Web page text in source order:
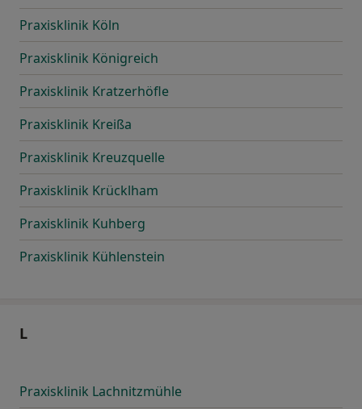
Praxisklinik Köln
Praxisklinik Königreich
Praxisklinik Kratzerhöfle
Praxisklinik Kreißa
Praxisklinik Kreuzquelle
Praxisklinik Krücklham
Praxisklinik Kuhberg
Praxisklinik Kühlenstein
L
Praxisklinik Lachnitzmühle